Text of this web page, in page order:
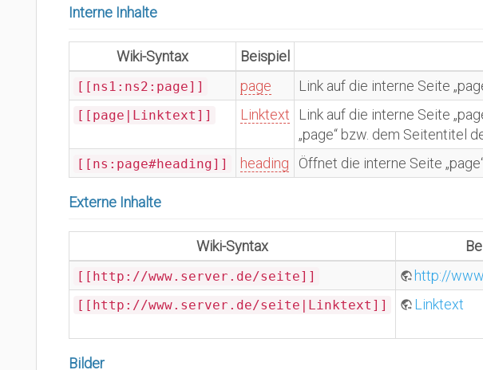
Interne Inhalte
Wiki-Syntax Beispiel
[[ns1:ns2:page]] page Link auf die interne Seite
[[page|Linktext]] Linktext
Link auf die interne Seite
„page“ bzw. dem Seitentitel
[[ns:page#heading]] heading Öffnet die interne Seite
Externe Inhalte
Wiki-Syntax
[[http://www.server.de/seite]] http://
[[http://www.server.de/seite|Linktext]] Linktext
Bilder